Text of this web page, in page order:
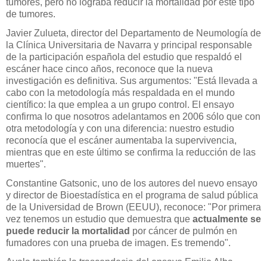
de tumores.
Javier Zulueta, director del Departamento de Neumología de
la Clínica Universitaria de Navarra y principal responsable
de la participación española del estudio que respaldó el
escáner hace cinco años, reconoce que la nueva
investigación es definitiva. Sus argumentos: "Está llevada a
cabo con la metodología más respaldada en el mundo
científico: la que emplea a un grupo control. El ensayo
confirma lo que nosotros adelantamos en 2006 sólo que con
otra metodología y con una diferencia: nuestro estudio
reconocía que el escáner aumentaba la supervivencia,
mientras que en este último se confirma la reducción de las
muertes".
Constantine Gatsonic, uno de los autores del nuevo ensayo
y director de Bioestadística en el programa de salud pública
de la Universidad de Brown (EEUU), reconoce: "Por primera
vez tenemos un estudio que demuestra que actualmente se
puede reducir la mortalidad por cáncer de pulmón en
fumadores con una prueba de imagen. Es tremendo".